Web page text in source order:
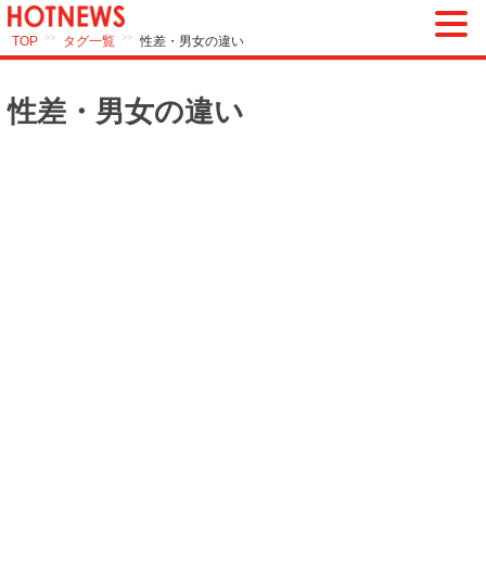
TOP >> タグ一覧 >> 性差・男女の違い
性差・男女の違い